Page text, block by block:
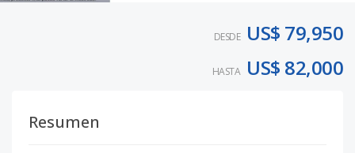
DESDE US$ 79,950
HASTA US$ 82,000
Resumen